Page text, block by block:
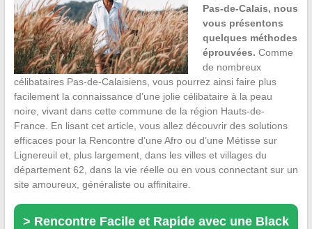
Pas-de-Calais, nous
vous présentons
quelques méthodes
éprouvées. Comme
de nombreux
célibataires Pas-de-Calaisiens, vous pourrez ainsi faire plus
facilement la connaissance d’une jolie célibataire à la peau
noire, vivant dans cette commune de la région Hauts-de-
France. En lisant cet article, vous allez découvrir des solutions
efficaces pour la Rencontre d’une Afro ou d’une Métisse sur
Lignereuil et, plus largement, dans les villes et villages du
département 62, dans la vie réelle ou en vous connectant sur un
site amoureux, généraliste ou affinitaire.
> Rencontre Facile et Rapide avec une Black